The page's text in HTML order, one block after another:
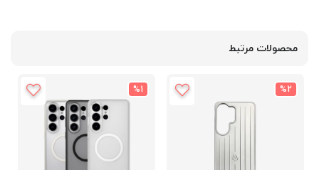
محصولات مرتبط
%2
%1